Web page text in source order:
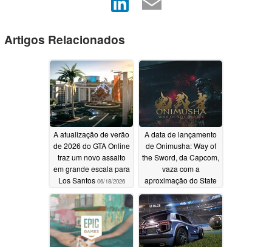
Artigos Relacionados
A atualização de verão
de 2026 do GTA Online
traz um novo assalto
em grande escala para
Los Santos 06/18/2026
A data de lançamento
de Onimusha: Way of
the Sword, da Capcom,
vaza com a
aproximação do State
of Play06/01/2026